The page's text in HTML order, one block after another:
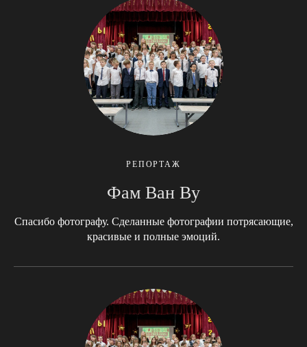
РЕПОРТАЖ
Фам Ван Ву
Спасибо фотографу. Сделанные фотографии потрясающие,
красивые и полные эмоций.